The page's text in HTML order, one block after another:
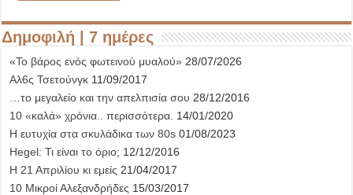
Δημοφιλή | 7 ημέρες
«Το βάρος ενός φωτεινού μυαλού» 28/07/2026
Αλ6ς Τσετούνγκ 11/09/2017
…το μεγαλείο και την απελπισία σου 28/12/2016
10 «καλά» χρόνια.. περισσότερα. 14/01/2020
Η ευτυχία στα σκυλάδικα των 80s 01/08/2023
Hegel: Τι είναι το όριο; 12/12/2016
Η 21 Απριλίου κι εμείς 21/04/2017
10 Μικροί Αλεξανδρήδες 15/03/2017